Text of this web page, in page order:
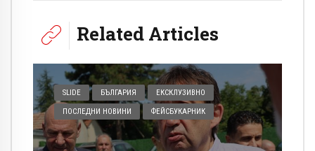
Related Articles
SLIDE БЪЛГАРИЯ ЕКСКЛУЗИВНО
ПОСЛЕДНИ НОВИНИ ФЕЙСБУКАРНИК